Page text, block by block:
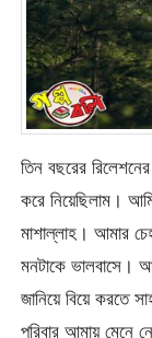
তিন বছরের
করে নিয়েছিলাম।
মাশাল্লাহ। আমার
মনটাকে ভালবাসে।
জানিয়ে বিয়ে করতে
পরিবার আমায় মেনে